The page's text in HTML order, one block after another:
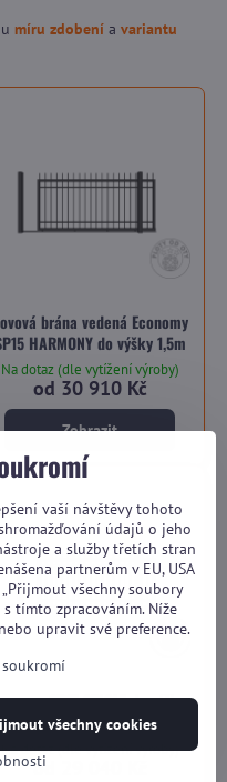
míru zdobení a variantu
brána vedená Economy
HARMONY do výšky 1,5m
Na dotaz (dle vytížení výroby)
od 30 910 Kč
Zobrazit
SP15 SINGLE do výšky
2,0m
Na dotaz (dle vytížení výroby)
od 29 040 Kč
vaší návštěvy tohoto
údajů o jeho
a služby třetích stran
partnerům v EU, USA
všechny soubory
tímto zpracováním. Níže
upravit své preference.
všechny cookies